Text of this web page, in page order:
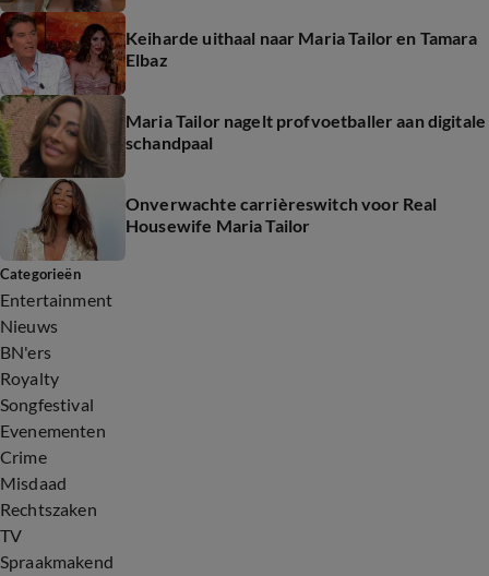
Keiharde uithaal naar Maria Tailor en Tamara
Elbaz
Maria Tailor nagelt profvoetballer aan digitale
schandpaal
Onverwachte carrièreswitch voor Real
Housewife Maria Tailor
Categorieën
Entertainment
Nieuws
BN'ers
Royalty
Songfestival
Evenementen
Crime
Misdaad
Rechtszaken
TV
Spraakmakend